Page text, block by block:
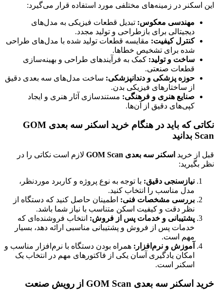
این اسکنر در زمینه‌های مختلفی مورد استفاده قرار می‌گیرد:
مهندسی معکوس: تبدیل قطعات فیزیکی به مدل‌های
دیجیتالی برای بازطراحی و تولید مجدد.
کنترل کیفیت: مقایسه قطعات تولید شده با مدل‌های طراحی
شده برای تشخیص خطاها.
ساخت و تولید: کمک به فرآیندهای طراحی و بهینه‌سازی
قطعات صنعتی.
حوزه پزشکی و دندانپزشکی: ساخت مدل‌های سه بعدی دقیق
از ساختارهای فیزیکی بدن.
صنایع هنری و فرهنگی: مستندسازی آثار هنری و ایجاد
کپی‌های دقیق از آن‌ها.
نکاتی که باید در هنگام
خرید اسکنر سه بعدی GOM
Scan بدانید
قبل از خرید اسکنر سه بعدی GOM Scan
لازم است نکاتی را در
نظر بگیرید:
نیازسنجی دقیق: با توجه به نوع پروژه و کاربرد موردنظر،
مدل مناسب را انتخاب کنید.
بررسی مشخصات فنی: اطمینان حاصل کنید که دستگاه از
نظر دقت و کیفیت اسکن متناسب با نیاز شما باشد.
پشتیبانی و خدمات پس از فروش: انتخاب فروشنده‌ای که
خدمات پس از فروش و پشتیبانی مناسبی ارائه دهد، بسیار
مهم است.
آموزش و نرم‌افزار: همراه بودن دستگاه با نرم‌افزار مناسب و
امکان یادگیری آسان یکی از فاکتورهای مهم در انتخاب یک
اسکنر است.
خرید اسکنر سه بعدی GOM Scan از رویش صنعت